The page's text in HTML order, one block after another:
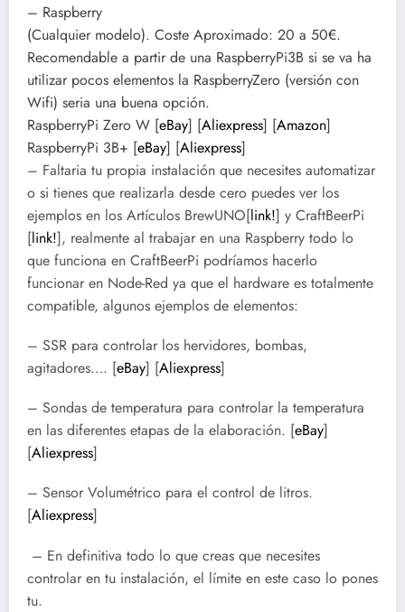
– Raspberry
(Cualquier modelo). Coste Aproximado: 20 a 50€.
Recomendable a partir de una RaspberryPi3B si se va ha
utilizar pocos elementos la RaspberryZero (versión con
Wifi) seria una buena opción.
RaspberryPi Zero W [eBay] [Aliexpress] [Amazon]
RaspberryPi 3B+ [eBay] [Aliexpress]
– Faltaria tu propia instalación que necesites automatizar
o si tienes que realizarla desde cero puedes ver los
ejemplos en los Artículos BrewUNO[link!] y CraftBeerPi
[link!], realmente al trabajar en una Raspberry todo lo
que funciona en CraftBeerPi podríamos hacerlo
funcionar en Node-Red ya que el hardware es totalmente
compatible, algunos ejemplos de elementos:
– SSR para controlar los hervidores, bombas,
agitadores…. [eBay] [Aliexpress]
– Sondas de temperatura para controlar la temperatura
en las diferentes etapas de la elaboración. [eBay]
[Aliexpress]
– Sensor Volumétrico para el control de litros.
[Aliexpress]
– En definitiva todo lo que creas que necesites
controlar en tu instalación, el límite en este caso lo pones
tu.